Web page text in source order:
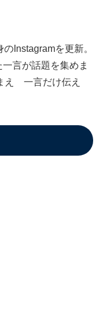
Instagramを更新。
言が話題を集めま
え 一言だけ伝え